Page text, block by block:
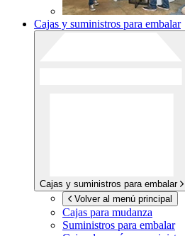
Cajas y suministros para embalar
Cajas y suministros para embalar
Volver al menú principal
Cajas para mudanza
Suministros para embalar